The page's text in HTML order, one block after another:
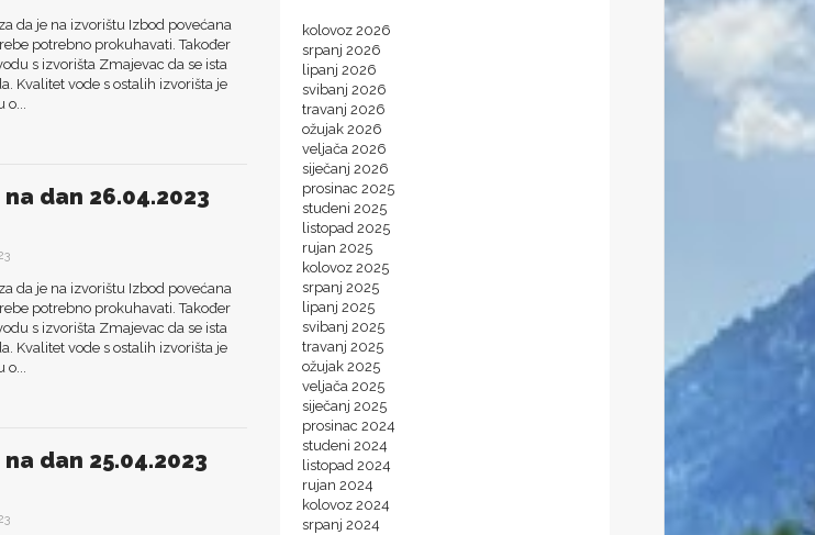
da je na izvorištu Izbod povećana
potrebno prokuhavati. Također
s izvorišta Zmajevac da se ista
Kvalitet vode s ostalih izvorišta je
o...
dan 26.04.2023
da je na izvorištu Izbod povećana
potrebno prokuhavati. Također
s izvorišta Zmajevac da se ista
Kvalitet vode s ostalih izvorišta je
o...
dan 25.04.2023
kolovoz 2026
srpanj 2026
lipanj 2026
svibanj 2026
travanj 2026
ožujak 2026
veljača 2026
siječanj 2026
prosinac 2025
studeni 2025
listopad 2025
rujan 2025
kolovoz 2025
srpanj 2025
lipanj 2025
svibanj 2025
travanj 2025
ožujak 2025
veljača 2025
siječanj 2025
prosinac 2024
studeni 2024
listopad 2024
rujan 2024
kolovoz 2024
srpanj 2024